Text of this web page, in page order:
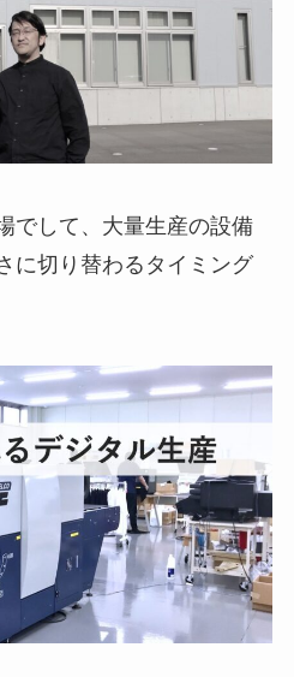
でして、大量生産の設備
に切り替わるタイミング